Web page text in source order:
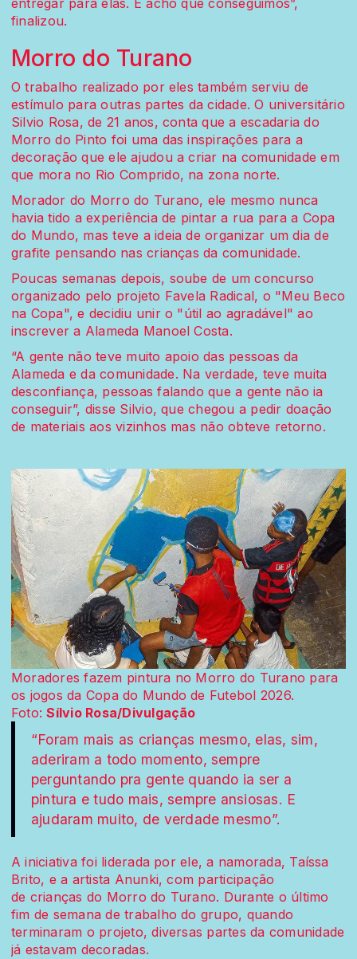
entregar para elas. E acho que conseguimos”,
finalizou.
Morro do Turano
O trabalho realizado por eles também serviu de
estímulo para outras partes da cidade. O universitário
Silvio Rosa, de 21 anos, conta que a escadaria do
Morro do Pinto foi uma das inspirações para a
decoração que ele ajudou a criar na comunidade em
que mora no Rio Comprido, na zona norte.
Morador do Morro do Turano, ele mesmo nunca
havia tido a experiência de pintar a rua para a Copa
do Mundo, mas teve a ideia de organizar um dia de
grafite pensando nas crianças da comunidade.
Poucas semanas depois, soube de um concurso
organizado pelo projeto Favela Radical, o "Meu Beco
na Copa", e decidiu unir o "útil ao agradável" ao
inscrever a Alameda Manoel Costa.
“A gente não teve muito apoio das pessoas da
Alameda e da comunidade. Na verdade, teve muita
desconfiança, pessoas falando que a gente não ia
conseguir”, disse Silvio, que chegou a pedir doação
de materiais aos vizinhos mas não obteve retorno.
Moradores fazem pintura no Morro do Turano para
os jogos da Copa do Mundo de Futebol 2026.
Foto:Sílvio Rosa/Divulgação
“Foram mais as crianças mesmo, elas, sim,
aderiram a todo momento, sempre
perguntando pra gente quando ia ser a
pintura e tudo mais, sempre ansiosas. E
ajudaram muito, de verdade mesmo”.
A iniciativa foi liderada por ele, a namorada, Taíssa
Brito, e a artista Anunki, com participação
de crianças do Morro do Turano. Durante o último
fim de semana de trabalho do grupo, quando
terminaram o projeto, diversas partes da comunidade
já estavam decoradas.